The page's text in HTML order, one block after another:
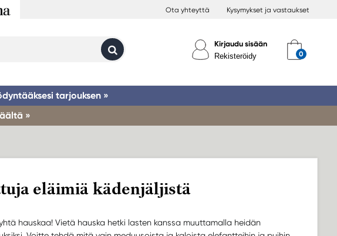
Ota yhteyttä Kysymykset ja vastaukset
Kirjaudu sisään
Rekisteröidy
tarjouksen »
»
eläimiä kädenjäljistä
hauskaa! Vietä hauska hetki lasten kanssa muuttamalla heidän